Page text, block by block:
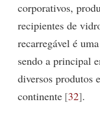
corporativos,
recipientes de
recarregável é
sendo a principal
diversos produtos
continente 32 .